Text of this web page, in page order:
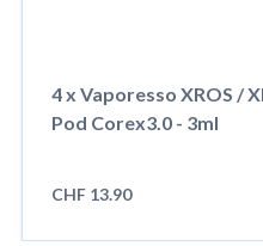
4 x Vaporesso XROS /
Pod Corex3.0 - 3ml
CHF 13.90